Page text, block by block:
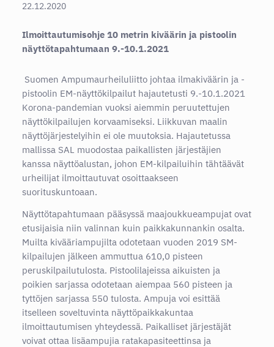
22.12.2020
Ilmoittautumisohje 10 metrin kiväärin ja pistoolin
näyttötapahtumaan 9.-10.1.2021
Suomen Ampumaurheiluliitto johtaa ilmakiväärin ja -
pistoolin EM-näyttökilpailut hajautetusti 9.-10.1.2021
Korona-pandemian vuoksi aiemmin peruutettujen
näyttökilpailujen korvaamiseksi. Liikkuvan maalin
näyttöjärjestelyihin ei ole muutoksia. Hajautetussa
mallissa SAL muodostaa paikallisten järjestäjien
kanssa näyttöalustan, johon EM-kilpailuihin tähtäävät
urheilijat ilmoittautuvat osoittaakseen
suorituskuntoaan.
Näyttötapahtumaan pääsyssä maajoukkueampujat ovat
etusijaisia niin valinnan kuin paikkakunnankin osalta.
Muilta kivääriampujilta odotetaan vuoden 2019 SM-
kilpailujen jälkeen ammuttua 610,0 pisteen
peruskilpailutulosta. Pistoolilajeissa aikuisten ja
poikien sarjassa odotetaan aiempaa 560 pisteen ja
tyttöjen sarjassa 550 tulosta. Ampuja voi esittää
itselleen soveltuvinta näyttöpaikkakuntaa
ilmoittautumisen yhteydessä. Paikalliset järjestäjät
voivat ottaa lisäampujia ratakapasiteettinsa ja